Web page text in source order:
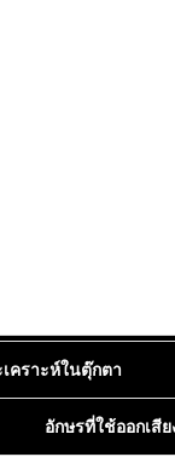
คราะห์ในตุ๊กตา
อักษรที่ใช้ออกเสีย